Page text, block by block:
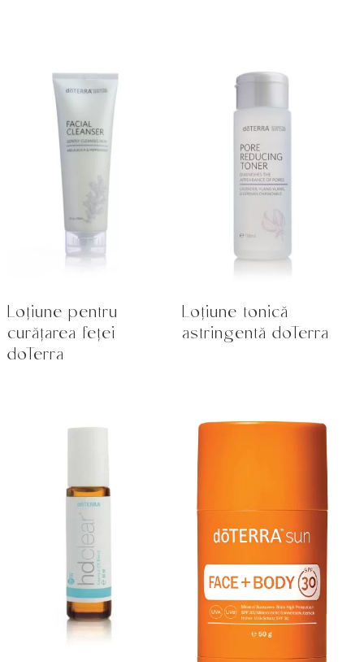
Loțiune pentru
curățarea feței
doTerra
Loțiune tonică
astringentă doTerra